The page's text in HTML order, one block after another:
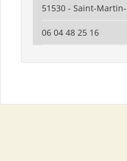
51530 - Saint-
06 04 48 25 16